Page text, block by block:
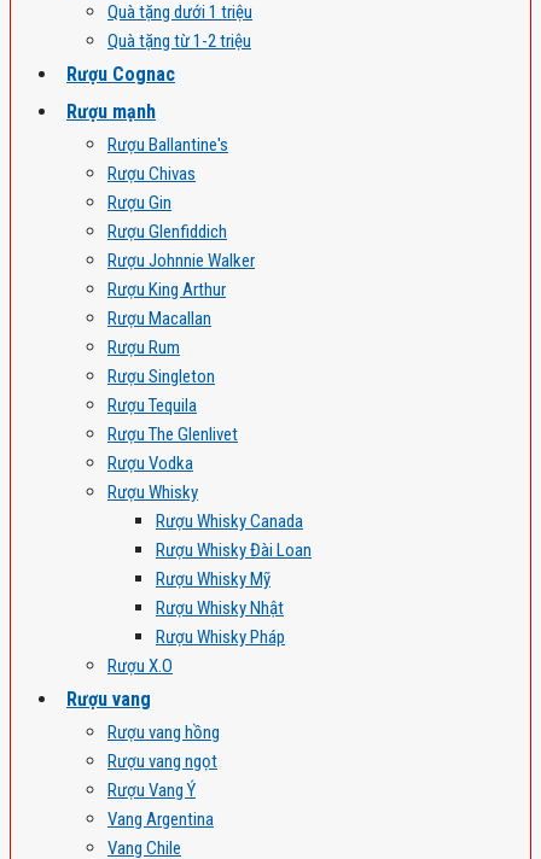
Quà tặng dưới 1 triệu
Quà tặng từ 1-2 triệu
Rượu Cognac
Rượu mạnh
Rượu Ballantine's
Rượu Chivas
Rượu Gin
Rượu Glenfiddich
Rượu Johnnie Walker
Rượu King Arthur
Rượu Macallan
Rượu Rum
Rượu Singleton
Rượu Tequila
Rượu The Glenlivet
Rượu Vodka
Rượu Whisky
Rượu Whisky Canada
Rượu Whisky Đài Loan
Rượu Whisky Mỹ
Rượu Whisky Nhật
Rượu Whisky Pháp
Rượu X.O
Rượu vang
Rượu vang hồng
Rượu vang ngọt
Rượu Vang Ý
Vang Argentina
Vang Chile